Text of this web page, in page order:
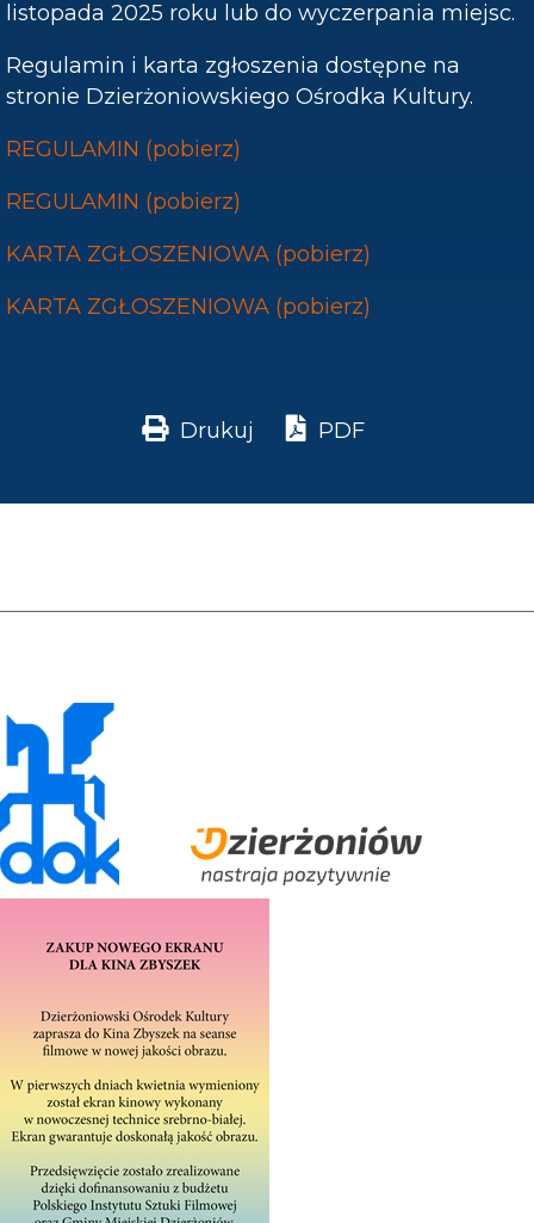
listopada 2025 roku lub do wyczerpania miejsc.
Regulamin i karta zgłoszenia dostępne na
stronie Dzierżoniowskiego Ośrodka Kultury.
REGULAMIN (pobierz)
REGULAMIN (pobierz)
KARTA ZGŁOSZENIOWA (pobierz)
KARTA ZGŁOSZENIOWA (pobierz)
Drukuj PDF